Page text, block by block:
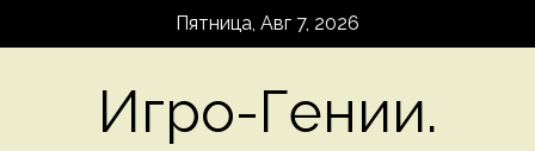
Пятница, Авг 7, 2026
Игро-Гении.